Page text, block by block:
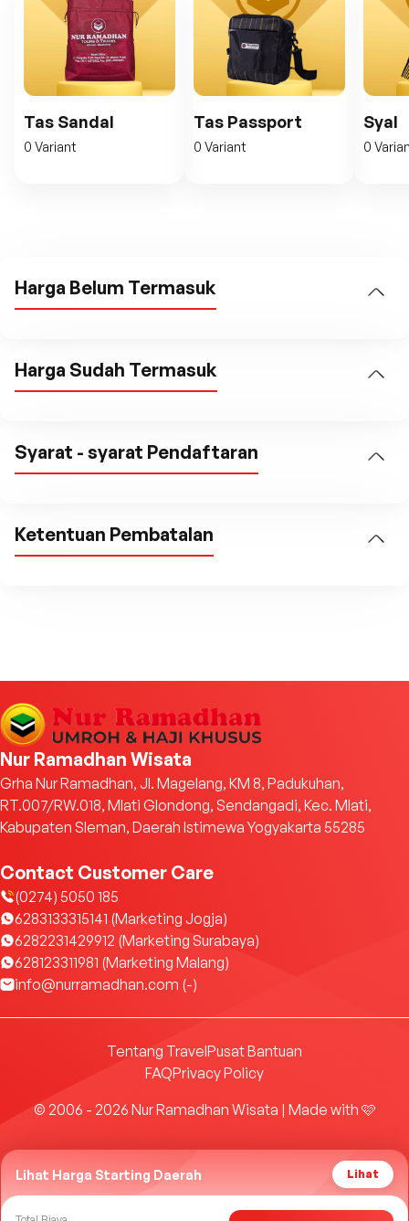
Tas Sandal
0 Variant
Tas Passport
0 Variant
Syal
0
Harga Belum Termasuk
Harga Sudah Termasuk
Syarat - syarat Pendaftaran
Ketentuan Pembatalan
Lihat Harga Starting Daerah Lihat
Nur Ramadhan Wisata
Grha Nur Ramadhan, Jl. Magelang, KM 8, Padukuhan,
RT.007/RW.018, Mlati Glondong, Sendangadi, Kec. Mlati,
Kabupaten Sleman, Daerah Istimewa Yogyakarta 55285
Contact Customer Care
(0274) 5050 185
6283133315141 (Marketing Jogja)
6282231429912 (Marketing Surabaya)
628123311981 (Marketing Malang)
info@nurramadhan.com (-)
Tentang TravelPusat Bantuan
FAQPrivacy Policy
© 2006 - 2026 Nur Ramadhan Wisata | Made with 🩷